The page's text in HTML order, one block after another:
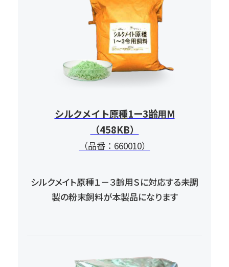
シルクメイト原種1ー3齢用M
（458KB）
（品番：660010）
シルクメイト原種１－３齢用Ｓに対応する未調
製の粉末飼料が本製品になります